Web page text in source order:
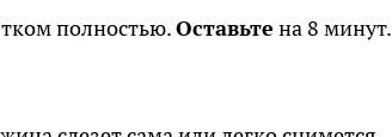
полностью.Оставьте на 8 минут.